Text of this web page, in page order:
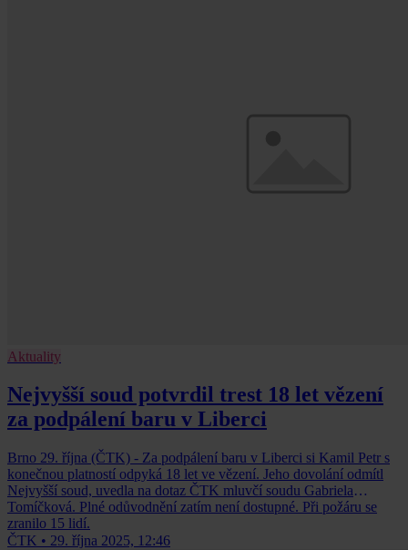
Aktuality
Nejvyšší soud potvrdil trest 18 let vězení
za podpálení baru v Liberci
Brno 29. října (ČTK) - Za podpálení baru v Liberci si Kamil Petr s
konečnou platností odpyká 18 let ve vězení. Jeho dovolání odmítl
Nejvyšší soud, uvedla na dotaz ČTK mluvčí soudu Gabriela
Tomíčková. Plné odůvodnění zatím není dostupné. Při požáru se
zranilo 15 lidí.
ČTK • 29. října 2025, 12:46